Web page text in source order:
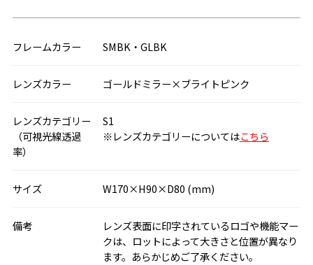
フレームカラー SMBK・GLBK
レンズカラー ゴールドミラー×ブライトピンク
レンズカテゴリー
（可視光線透過
率）
S1
※レンズカテゴリーについてはこちら
サイズ W170×H90×D80 (mm)
備考
レンズ表面に印字されているロゴや機能マー
クは、ロットによって大きさと位置が異なり
ます。あらかじめご了承ください。